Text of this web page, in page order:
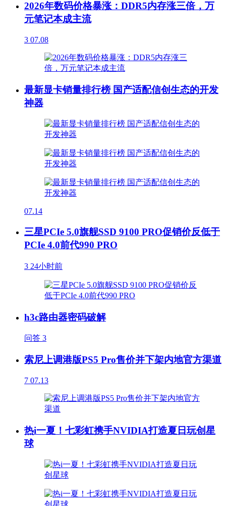
2026年数码价格暴涨：DDR5内存涨三倍，万
元笔记本成主流
3 07.08
最新显卡销量排行榜 国产适配信创生态的开发
神器
07.14
三星PCIe 5.0旗舰SSD 9100 PRO促销价反低于
PCIe 4.0前代990 PRO
3 24小时前
h3c路由器密码破解
问答 3
索尼上调港版PS5 Pro售价并下架内地官方渠道
7 07.13
热i一夏！七彩虹携手NVIDIA打造夏日玩创星
球